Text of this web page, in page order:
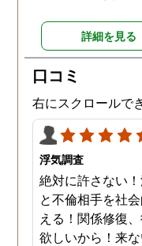
詳細を見る
口コミ
右にスクロールで
浮気調査
絶対に許さない
と不倫相手を社
える！関係修復
欲しいから！来